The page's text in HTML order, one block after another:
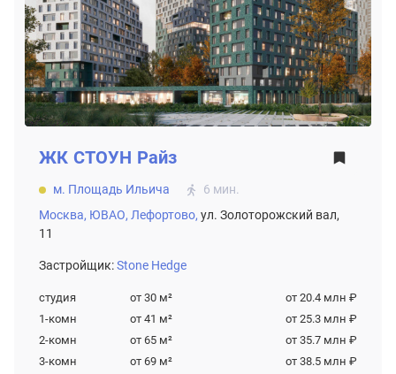
ЖК СТОУН Райз
м. Площадь Ильича
6 мин.
Москва, ЮВАО, Лефортово, ул. Золоторожский вал,
11
Застройщик:Stone Hedge
студия от 30 м²
от 20.4 млн ₽
1-комн
от 41 м²
от 25.3 млн ₽
2-комн
от 65 м²
от 35.7 млн ₽
3-комн
от 69 м²
от 38.5 млн ₽